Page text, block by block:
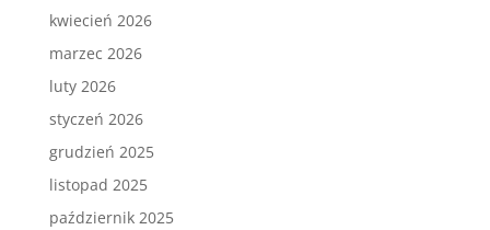
kwiecień 2026
marzec 2026
luty 2026
styczeń 2026
grudzień 2025
listopad 2025
październik 2025